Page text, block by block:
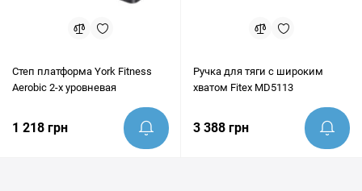
Степ платформа York Fitness
Aerobic 2-х уровневая
1 218 грн
Ручка для тяги с широким
хватом Fitex MD5113
3 388 грн